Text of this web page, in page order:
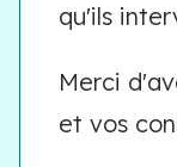
qu'ils
Merci
et vos